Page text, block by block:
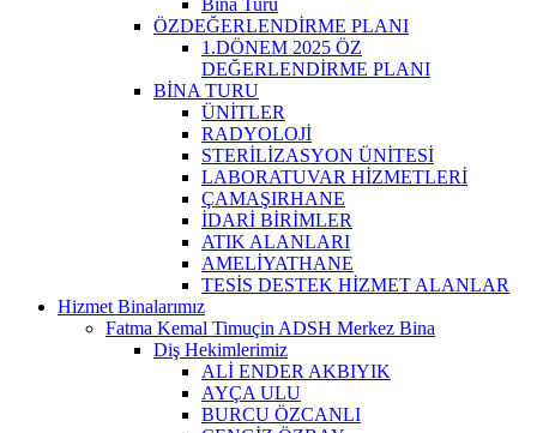
ÖZDEĞERLENDİRME PLANI
1.DÖNEM 2025 ÖZ
DEĞERLENDİRME PLANI
BİNA TURU
ÜNİTLER
RADYOLOJİ
STERİLİZASYON ÜNİTESİ
LABORATUVAR HİZMETLERİ
ÇAMAŞIRHANE
İDARİ BİRİMLER
ATIK ALANLARI
AMELİYATHANE
TESİS DESTEK HİZMET ALANLAR
Hizmet Binalarımız
Fatma Kemal Timuçin ADSH Merkez Bina
Diş Hekimlerimiz
ALİ ENDER AKBIYIK
AYÇA ULU
BURCU ÖZCANLI